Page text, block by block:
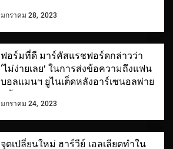
มกราคม 28, 2023
ฟอร์มที่ดี มาร์คัสแรชฟอร์ดกล่าวว่า
‘ไม่ง่ายเลย’ ในการส่งข้อความถึงแฟน
บอลแมนฯ ยูไนเต็ดหลังอาร์เซนอลพ่าย
แพ้
มกราคม 24, 2023
จุดเปลี่ยนใหม่ ฮาร์วีย์ เอลเลียตทำใน